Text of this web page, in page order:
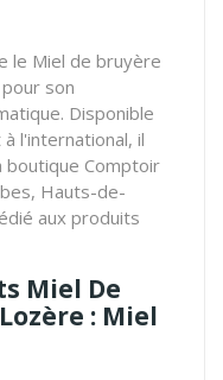
le Miel de bruyère
son
Disponible
l'international, il
boutique Comptoir
Hauts-de-
aux produits
Miel De
: Miel